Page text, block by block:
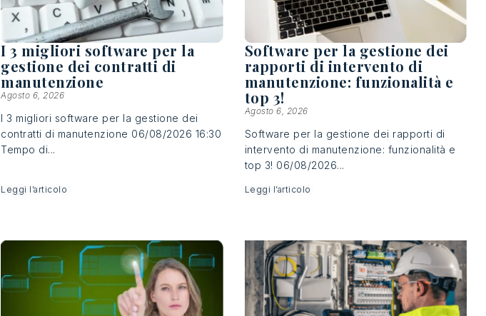
I 3 migliori software per la
gestione dei contratti di
manutenzione
Agosto 6, 2026
I 3 migliori software per la gestione dei
contratti di manutenzione 06/08/2026 16:30
Tempo di...
Leggi l’articolo
Software per la gestione dei
rapporti di intervento di
manutenzione: funzionalità e
top 3!
Agosto 6, 2026
Software per la gestione dei rapporti di
intervento di manutenzione: funzionalità e
top 3! 06/08/2026...
Leggi l’articolo